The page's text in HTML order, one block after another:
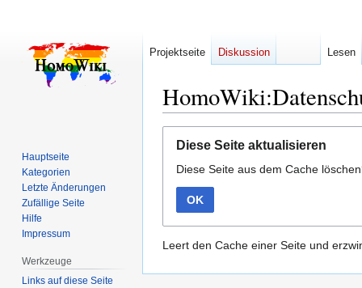
Navigation
springen
Suche
springen
Diese Seite aktualisieren
Diese Seite aus dem Cache
OK
Leert den Cache einer Seite und
Projektseite Diskussion Lesen
Hauptseite
Kategorien
Letzte Änderungen
Zufällige Seite
Hilfe
Impressum
Werkzeuge
Links auf diese Seite